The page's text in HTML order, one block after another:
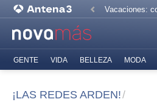
Vacaciones:
GENTE VIDA BELLEZA MODA
¡LAS REDES ARDEN!